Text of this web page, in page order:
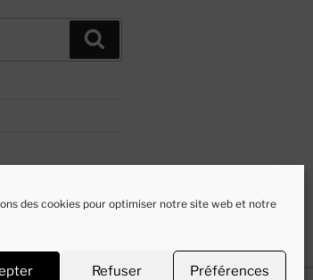
des cookies pour optimiser notre site web et notre
Refuser Préférences